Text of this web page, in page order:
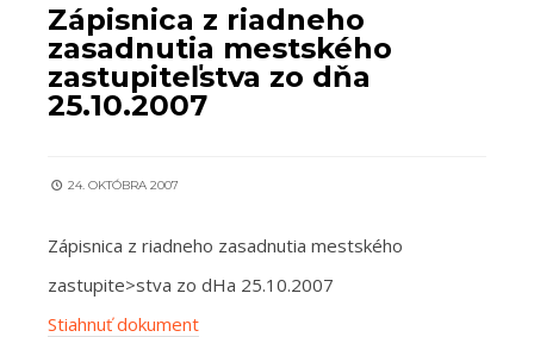
Zápisnica z riadneho
zasadnutia mestského
zastupiteľstva zo dňa
25.10.2007
24. OKTÓBRA 2007
Zápisnica z riadneho zasadnutia mestského
zastupite>stva zo dHa 25.10.2007
Stiahnuť dokument